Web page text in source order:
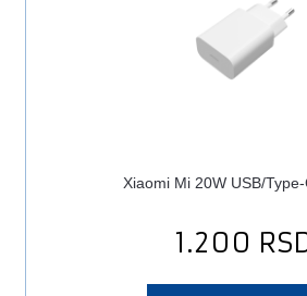
Xiaomi Mi 20W USB/Type-C punjač
1.200RSD